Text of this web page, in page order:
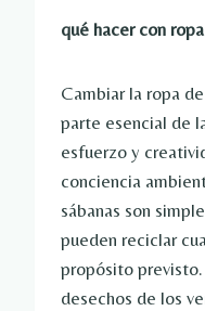
qué hacer con
Cambiar la ropa
parte esencial de
esfuerzo y
conciencia
sábanas son
pueden reciclar
propósito
desechos de los